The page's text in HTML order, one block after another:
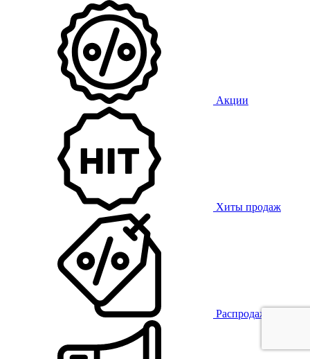
Акции
Хиты продаж
Распродажа